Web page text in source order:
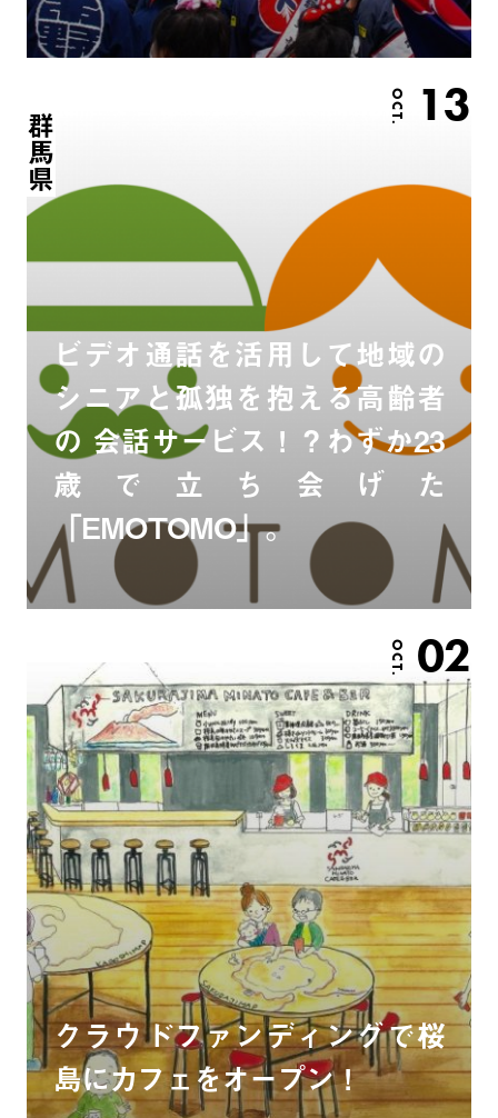
OCT. 13
群馬県
ビデオ通話を活用して地域の
シニアと孤独を抱える高齢者
の 会話サービス！？わずか23
歳で立ち会げた
「EMOTOMO」。
OCT. 02
クラウドファンディングで桜
島にカフェをオープン！